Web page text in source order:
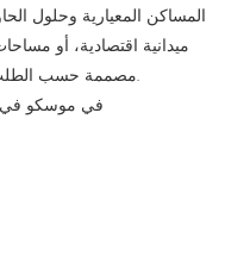
المساكن المعيارية وحلول
ميدانية اقتصادية، أو
مصممة حسب الطلب، فلدينا ما هو جديد ومبتكر لنشاركه معكم.